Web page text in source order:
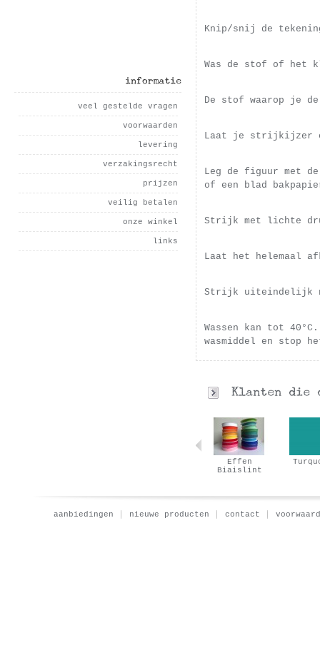
veel gestelde vragen
voorwaarden
levering
verzakingsrecht
prijzen
veilig betalen
onze winkel
links
Knip/snij de
Was de stof of het
De stof waarop je
Laat je strijkijzer op
Leg de figuur met
of een blad
Strijk met lichte
Laat het helemaal
Strijk uiteindelijk
Wassen kan tot
wasmiddel en stop
Effen
Biaislint
aanbiedingen nieuwe producten contact